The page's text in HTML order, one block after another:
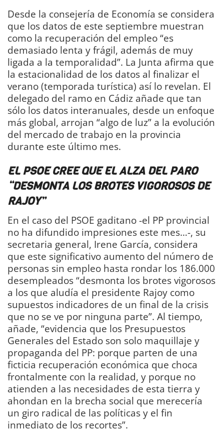
Desde la consejería de Economía se considera
que los datos de este septiembre muestran
como la recuperación del empleo “es
demasiado lenta y frágil, además de muy
ligada a la temporalidad”. La Junta afirma que
la estacionalidad de los datos al finalizar el
verano (temporada turística) así lo revelan. El
delegado del ramo en Cádiz añade que tan
sólo los datos interanuales, desde un enfoque
más global, arrojan “algo de luz” a la evolución
del mercado de trabajo en la provincia
durante este último mes.
EL PSOE CREE QUE EL ALZA DEL PARO
“DESMONTA LOS BROTES VIGOROSOS DE
RAJOY”
En el caso del PSOE gaditano -el PP provincial
no ha difundido impresiones este mes…-, su
secretaria general, Irene García, considera
que este significativo aumento del número de
personas sin empleo hasta rondar los 186.000
desempleados “desmonta los brotes vigorosos
a los que aludía el presidente Rajoy como
supuestos indicadores de un final de la crisis
que no se ve por ninguna parte”. Al tiempo,
añade, “evidencia que los Presupuestos
Generales del Estado son solo maquillaje y
propaganda del PP: porque parten de una
ficticia recuperación económica que choca
frontalmente con la realidad, y porque no
atienden a las necesidades de esta tierra y
ahondan en la brecha social que merecería
un giro radical de las políticas y el fin
inmediato de los recortes”.